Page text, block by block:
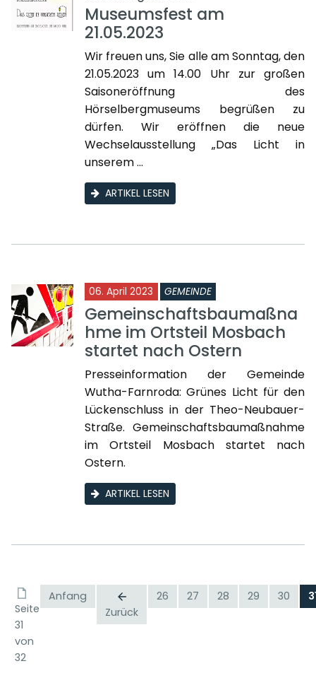
Museumsfest am
21.05.2023
Wir freuen uns, Sie alle am Sonntag, den
21.05.2023 um 14.00 Uhr zur großen
Saisoneröffnung des
Hörselbergmuseums begrüßen zu
dürfen. Wir eröffnen die neue
Wechselausstellung „Das Licht in
unserem ...
ARTIKEL LESEN
06. April 2023 GEMEINDE
Gemeinschaftsbaumaßna
hme im Ortsteil Mosbach
startet nach Ostern
Presseinformation der Gemeinde
Wutha-Farnroda: Grünes Licht für den
Lückenschluss in der Theo-Neubauer-
Straße. Gemeinschaftsbaumaßnahme
im Ortsteil Mosbach startet nach
Ostern.
ARTIKEL LESEN
Seite
31
von
32
Anfang
Zurück
26 27 28 29 30